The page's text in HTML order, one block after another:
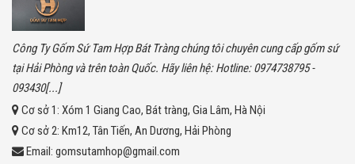
Công Ty Gốm Sứ Tam Hợp Bát Tràng chúng tôi chuyên cung cấp gốm sứ
tại Hải Phòng và trên toàn Quốc. Hãy liên hệ: Hotline: 0974738795 -
093430[...]
Cơ sở 1: Xóm 1 Giang Cao, Bát tràng, Gia Lâm, Hà Nội
Cơ sở 2: Km12, Tân Tiến, An Dương, Hải Phòng
Email: gomsutamhop@gmail.com